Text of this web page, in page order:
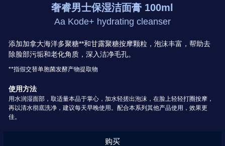
奢睿男士保湿洁面膏 100ml
Aa Kode+ hydrating cleanser
添加加拿大海洋多聚糖**和甘露聚糖按摩颗粒，泡沫丰富，帮助去
除脸部污垢和老化角质，深入洁净毛孔。
**指假交替单胞菌发酵产物提取物
使用方法
用水润湿面部，取适量本品于掌心，加水轻搓出泡沫，在脸上轻轻打圈按摩，
再以清水彻底洗净，建议每天早晚使用。配合本系列其他产品使用，效果更
佳。
购买